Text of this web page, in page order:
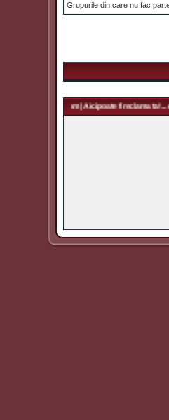
Grupurile din care nu fac
| Aici poate fi reclama ta! ...